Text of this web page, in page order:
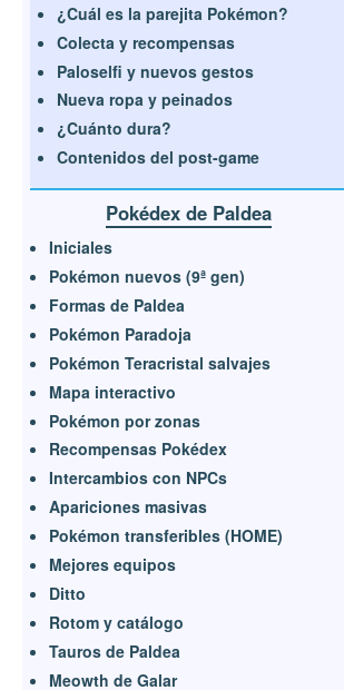
¿Cuál es la parejita Pokémon?
Colecta y recompensas
Paloselfi y nuevos gestos
Nueva ropa y peinados
¿Cuánto dura?
Contenidos del post-game
Pokédex de Paldea
Iniciales
Pokémon nuevos (9ª gen)
Formas de Paldea
Pokémon Paradoja
Pokémon Teracristal salvajes
Mapa interactivo
Pokémon por zonas
Recompensas Pokédex
Intercambios con NPCs
Apariciones masivas
Pokémon transferibles (HOME)
Mejores equipos
Ditto
Rotom y catálogo
Tauros de Paldea
Meowth de Galar